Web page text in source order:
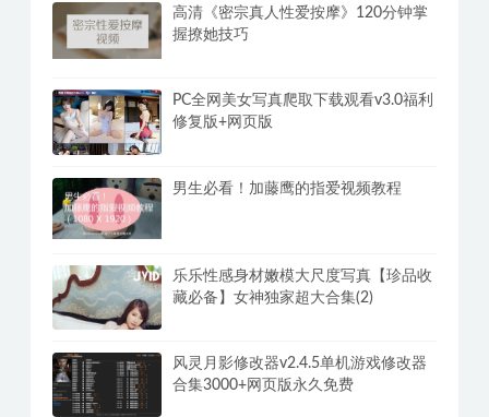
高清《密宗真人性爱按摩》120分钟掌
握撩她技巧
PC全网美女写真爬取下载观看v3.0福利
修复版+网页版
男生必看！加藤鹰的指爱视频教程
乐乐性感身材嫩模大尺度写真【珍品收
藏必备】女神独家超大合集(2)
风灵月影修改器v2.4.5单机游戏修改器
合集3000+网页版永久免费